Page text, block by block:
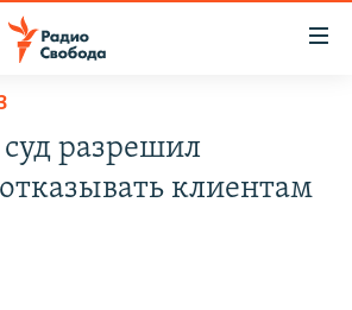
разрешил
клиентам